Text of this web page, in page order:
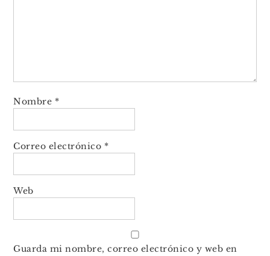
Nombre *
Correo electrónico *
Web
Guarda mi nombre, correo electrónico y web en